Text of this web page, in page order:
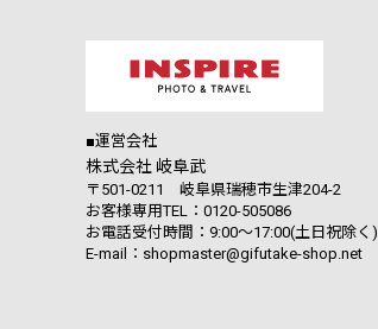
■運営会社
株式会社 岐阜武
〒501-0211 岐阜県瑞穂市生津204-2
お客様専用TEL：0120-505086
お電話受付時間：9:00～17:00(土日祝除く)
E-mail：shopmaster@gifutake-shop.net